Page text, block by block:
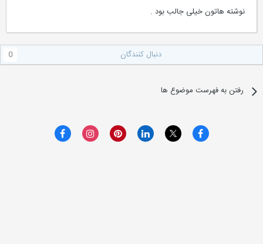
نوشته هاتون خیلی جالب بود .
دنبال کنندگان
رفتن به فهرست موضوع ها